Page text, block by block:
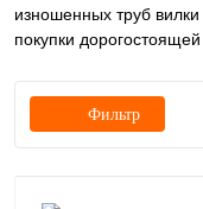
изношенных труб
покупки дорогостоящей
Фильтр